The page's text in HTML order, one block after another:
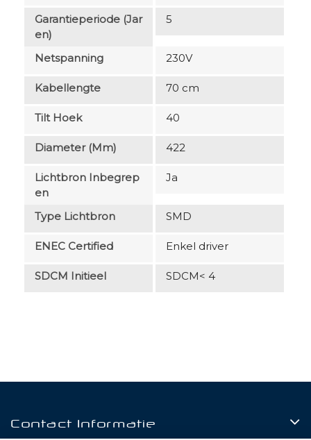
Garantieperiode (jar
En)
5
Netspanning 230V
Kabellengte 70 cm
Tilt Hoek 40
Diameter (mm) 422
Lichtbron Inbegrep
En
Ja
Type Lichtbron SMD
ENEC Certified Enkel driver
SDCM Initieel SDCM< 4
Contact Informatie